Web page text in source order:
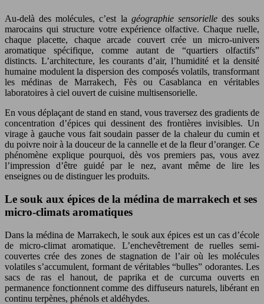
Au-delà des molécules, c’est la géographie sensorielledes souks
marocains qui structure votre expérience olfactive. Chaque ruelle,
chaque placette, chaque arcade couvert crée un micro-univers
aromatique spécifique, comme autant de “quartiers olfactifs”
distincts. L’architecture, les courants d’air, l’humidité et la densité
humaine modulent la dispersion des composés volatils, transformant
les médinas de Marrakech, Fès ou Casablanca en véritables
laboratoires à ciel ouvert de cuisine multisensorielle.
En vous déplaçant de stand en stand, vous traversez des gradients de
concentration d’épices qui dessinent des frontières invisibles. Un
virage à gauche vous fait soudain passer de la chaleur du cumin et
du poivre noir à la douceur de la cannelle et de la fleur d’oranger. Ce
phénomène explique pourquoi, dès vos premiers pas, vous avez
l’impression d’être guidé par le nez, avant même de lire les
enseignes ou de distinguer les produits.
Le souk aux épices de la médina de marrakech et ses
micro-climats aromatiques
Dans la médina de Marrakech, le souk aux épices est un cas d’école
de micro-climat aromatique. L’enchevêtrement de ruelles semi-
couvertes crée des zones de stagnation de l’air où les molécules
volatiles s’accumulent, formant de véritables “bulles” odorantes. Les
sacs de ras el hanout, de paprika et de curcuma ouverts en
permanence fonctionnent comme des diffuseurs naturels, libérant en
continu terpènes, phénols et aldéhydes.